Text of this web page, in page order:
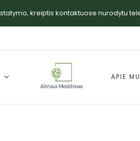
kreiptis kontaktuose nurodytu
APIE